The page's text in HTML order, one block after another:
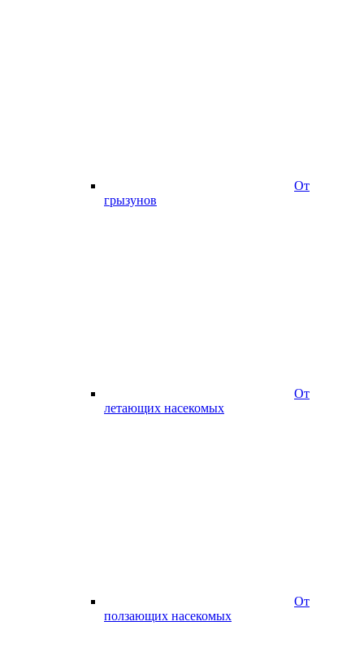
От
грызунов
От
летающих насекомых
От
ползающих насекомых